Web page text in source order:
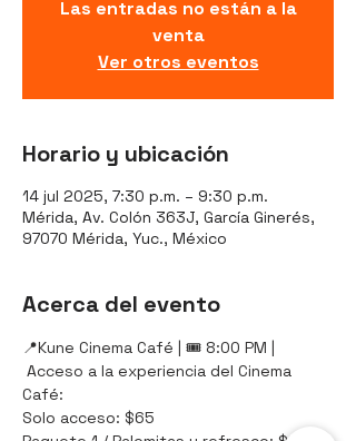
Las entradas no están a la
venta
Ver otros eventos
Horario y ubicación
14 jul 2025, 7:30 p.m. – 9:30 p.m.
Mérida, Av. Colón 363J, García Ginerés,
97070 Mérida, Yuc., México
Acerca del evento
📍Kune Cinema Café | 🎟️ 8:00 PM |
Acceso a la experiencia del Cinema
Café:
Solo acceso: $65